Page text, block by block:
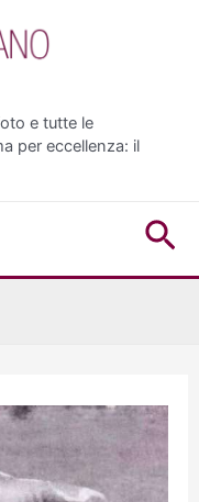
e tutte le
per eccellenza: il